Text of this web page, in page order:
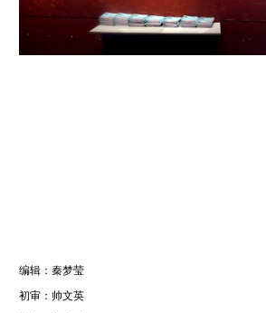
编辑：秦梦莹
初审：帅文英